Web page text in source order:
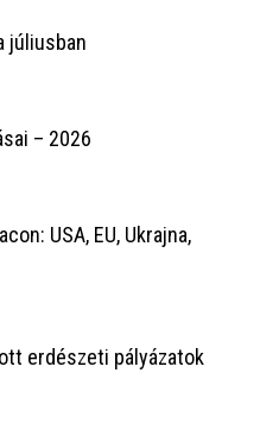
júliusban
– 2026
USA, EU, Ukrajna,
erdészeti pályázatok